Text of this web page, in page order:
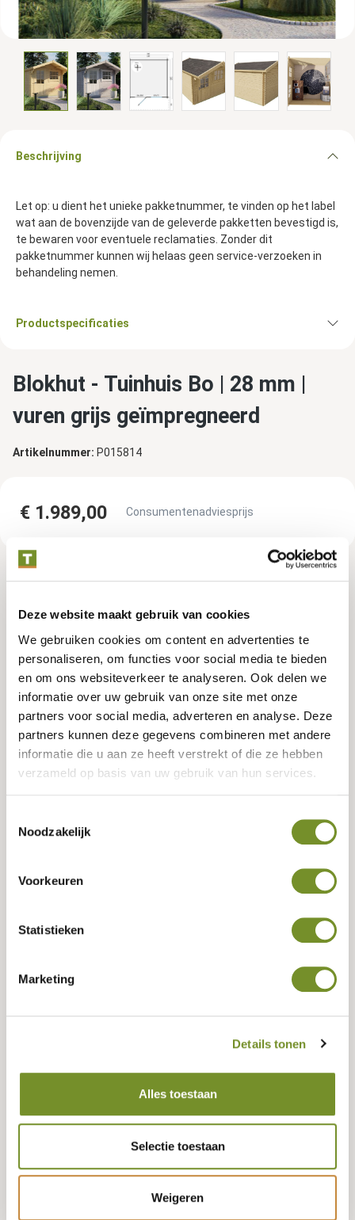
Deze website maakt gebruik van cookies
We gebruiken cookies om content en advertenties te
personaliseren, om functies voor social media te bieden
en om ons websiteverkeer te analyseren. Ook delen we
informatie over uw gebruik van onze site met onze
partners voor social media, adverteren en analyse. Deze
partners kunnen deze gegevens combineren met andere
informatie die u aan ze heeft verstrekt of die ze hebben
verzameld op basis van uw gebruik van hun services.
Noodzakelijk
Voorkeuren
Statistieken
Marketing
Details tonen
Alles toestaan
Selectie toestaan
Weigeren
Beschrijving
Let op: u dient het unieke pakketnummer, te vinden op het label
wat aan de bovenzijde van de geleverde pakketten bevestigd is,
te bewaren voor eventuele reclamaties. Zonder dit
pakketnummer kunnen wij helaas geen service-verzoeken in
behandeling nemen.
Productspecificaties
Blokhut - Tuinhuis Bo | 28 mm |
vuren grijs geïmpregneerd
Artikelnummer: P015814
€ 1.989,00 Consumentenadviesprijs
Impregneerkleuren
Samenstellen
Kies de dakbedekking voor uw buitenverblijf. In de laatste
dit mee te bestellen voor de onderste rij dakshingles,
Algemeen